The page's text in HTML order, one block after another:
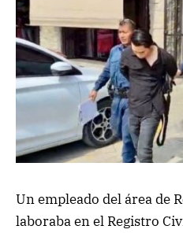
Un empleado del área de
laboraba en el Registro